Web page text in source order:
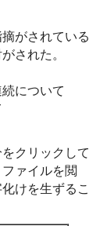
がされている
された。
について
クリックして
ァイルを閲
けを生ずるこ